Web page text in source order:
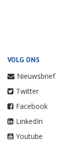
VOLG ONS
Nieuwsbrief
Twitter
Facebook
LinkedIn
Youtube